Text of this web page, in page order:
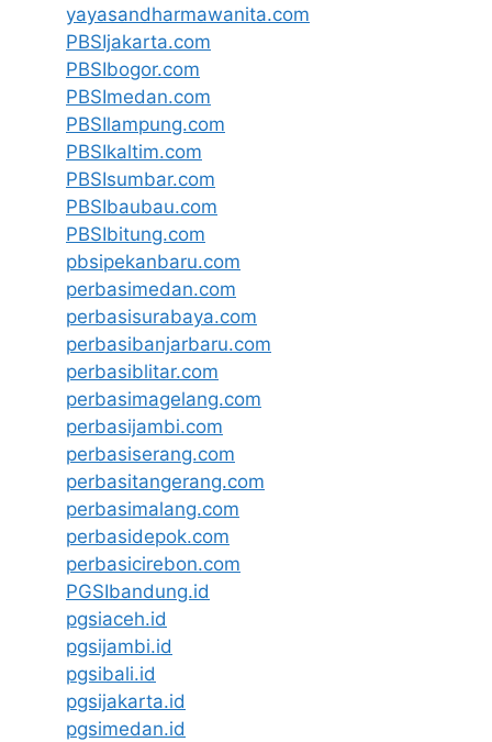
yayasandharmawanita.com
PBSIjakarta.com
PBSIbogor.com
PBSImedan.com
PBSIlampung.com
PBSIkaltim.com
PBSIsumbar.com
PBSIbaubau.com
PBSIbitung.com
pbsipekanbaru.com
perbasimedan.com
perbasisurabaya.com
perbasibanjarbaru.com
perbasiblitar.com
perbasimagelang.com
perbasijambi.com
perbasiserang.com
perbasitangerang.com
perbasimalang.com
perbasidepok.com
perbasicirebon.com
PGSIbandung.id
pgsiaceh.id
pgsijambi.id
pgsibali.id
pgsijakarta.id
pgsimedan.id